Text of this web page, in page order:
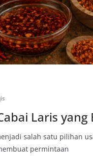
Laris
salah satu pilihan
permintaan